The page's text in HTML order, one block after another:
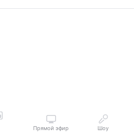
Прямой эфир Шоу